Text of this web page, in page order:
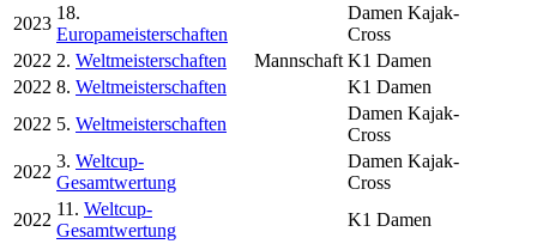
2023
18.
Europameisterschaften
Damen Kajak-
Cross
2022 2. Weltmeisterschaften Mannschaft K1 Damen
2022 8. Weltmeisterschaften
K1 Damen
2022 5. Weltmeisterschaften
Damen Kajak-
Cross
2022
3. Weltcup-
Gesamtwertung
Damen Kajak-
Cross
2022
11. Weltcup-
Gesamtwertung
K1 Damen